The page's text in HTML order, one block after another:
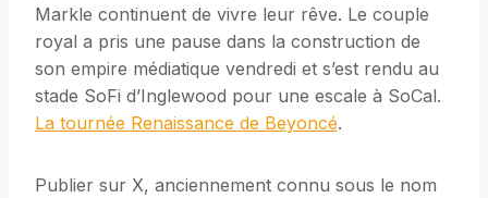
Markle continuent de vivre leur rêve. Le couple
royal a pris une pause dans la construction de
son empire médiatique vendredi et s’est rendu au
stade SoFi d’Inglewood pour une escale à SoCal.
La tournée Renaissance de Beyoncé.
Publier sur X, anciennement connu sous le nom